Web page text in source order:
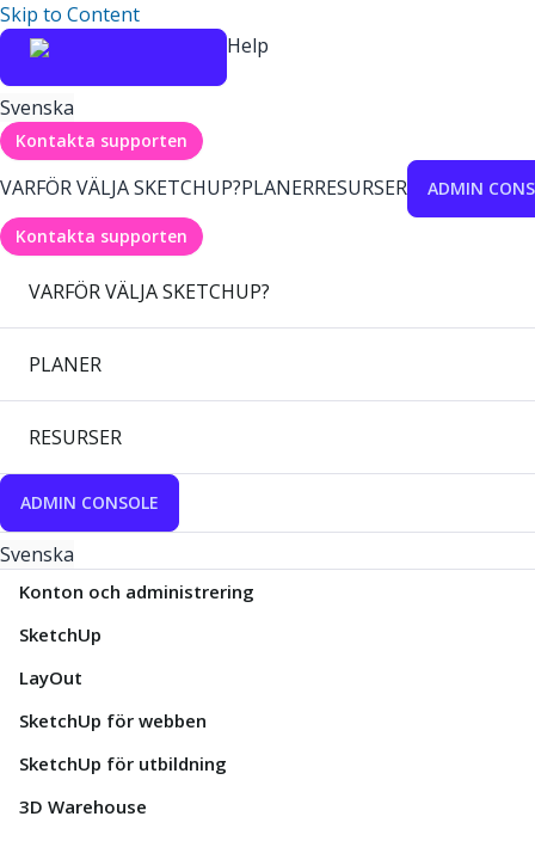
Skip to Content
Help
Svenska
Kontakta supporten
VARFÖR VÄLJA SKETCHUP?PLANERRESURSER ADMIN
Kontakta supporten
VARFÖR VÄLJA SKETCHUP?
PLANER
RESURSER
ADMIN CONSOLE
Svenska
Konton och administrering
SketchUp
LayOut
SketchUp för webben
SketchUp för utbildning
3D Warehouse